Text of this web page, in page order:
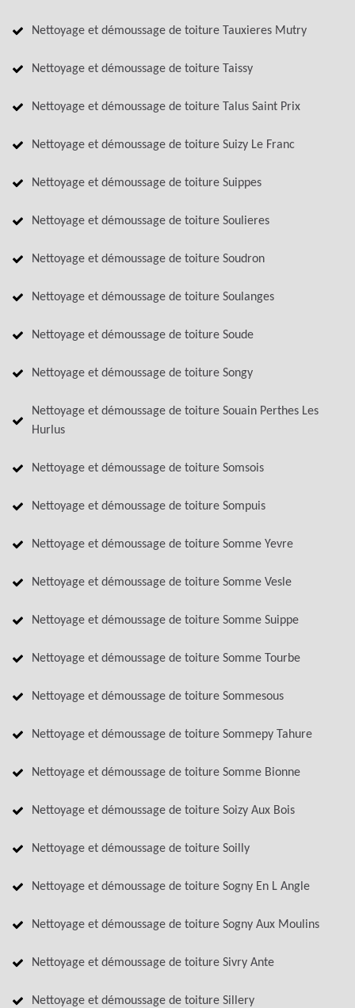
Nettoyage et démoussage de toiture Tauxieres Mutry
Nettoyage et démoussage de toiture Taissy
Nettoyage et démoussage de toiture Talus Saint Prix
Nettoyage et démoussage de toiture Suizy Le Franc
Nettoyage et démoussage de toiture Suippes
Nettoyage et démoussage de toiture Soulieres
Nettoyage et démoussage de toiture Soudron
Nettoyage et démoussage de toiture Soulanges
Nettoyage et démoussage de toiture Soude
Nettoyage et démoussage de toiture Songy
Nettoyage et démoussage de toiture Souain Perthes Les
Hurlus
Nettoyage et démoussage de toiture Somsois
Nettoyage et démoussage de toiture Sompuis
Nettoyage et démoussage de toiture Somme Yevre
Nettoyage et démoussage de toiture Somme Vesle
Nettoyage et démoussage de toiture Somme Suippe
Nettoyage et démoussage de toiture Somme Tourbe
Nettoyage et démoussage de toiture Sommesous
Nettoyage et démoussage de toiture Sommepy Tahure
Nettoyage et démoussage de toiture Somme Bionne
Nettoyage et démoussage de toiture Soizy Aux Bois
Nettoyage et démoussage de toiture Soilly
Nettoyage et démoussage de toiture Sogny En L Angle
Nettoyage et démoussage de toiture Sogny Aux Moulins
Nettoyage et démoussage de toiture Sivry Ante
Nettoyage et démoussage de toiture Sillery